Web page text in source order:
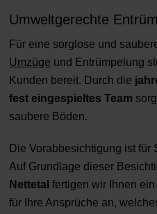
Umweltgerechte
Für eine sorglose und
Umzüge und Entrümpelung
Kunden bereit. Durch die
fest eingespieltes Team
saubere Böden.
Die Vorabbesichtigung ist
Auf Grundlage dieser
Nettetal fertigen wir Ihnen
für Ihre Ansprüche an,